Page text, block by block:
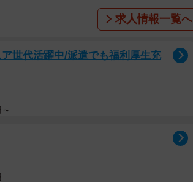
求人情報一覧へ
世代活躍中/派遣でも福利厚生充